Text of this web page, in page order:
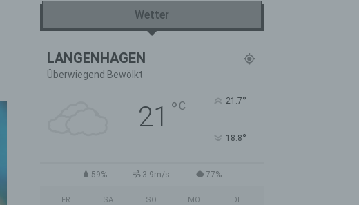
Wetter
LANGENHAGEN
Überwiegend Bewölkt
21 ° C 21.7°
18.8°
59% 3.9m/s 77%
FR. SA. SO. MO. DI.